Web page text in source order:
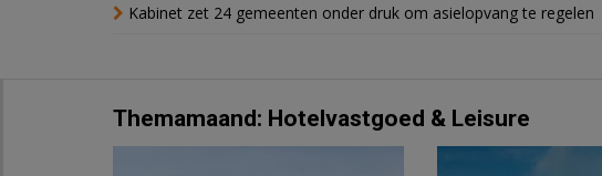
Kabinet zet 24 gemeenten onder druk om asielopvang te regelen
Themamaand: Hotelvastgoed & Leisure